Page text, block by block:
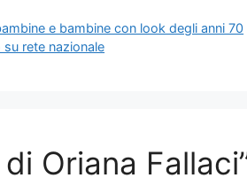
e bambine con look degli anni 70
rete nazionale
Oriana